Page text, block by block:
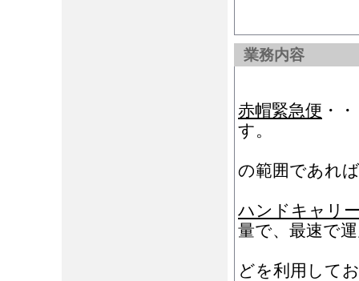
業務内容
赤帽緊急便 ・
す。
の範囲であれ
ハンドキャリ
量で、最速で
どを利用して